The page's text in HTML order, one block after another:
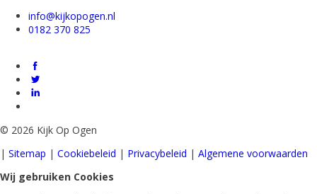
info@kijkopogen.nl
0182 370 825
© 2026 Kijk Op Ogen
| Sitemap | Cookiebeleid | Privacybeleid | Algemene voorwaarden
Wij gebruiken Cookies